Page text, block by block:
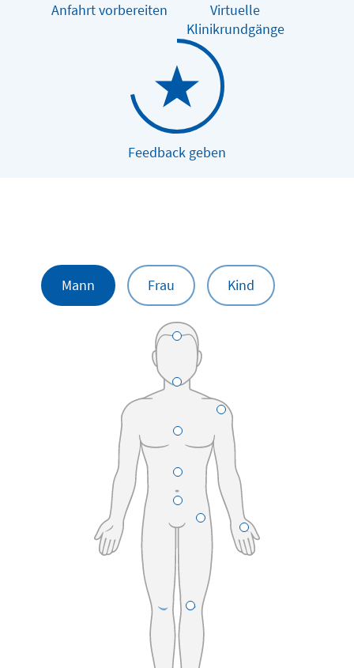
Anfahrt vorbereiten
Virtuelle
Klinikrundgänge
Feedback geben
Mann Frau Kind